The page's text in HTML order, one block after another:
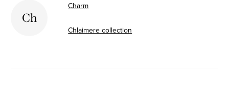
Ch
Charm
Chlaimere collection